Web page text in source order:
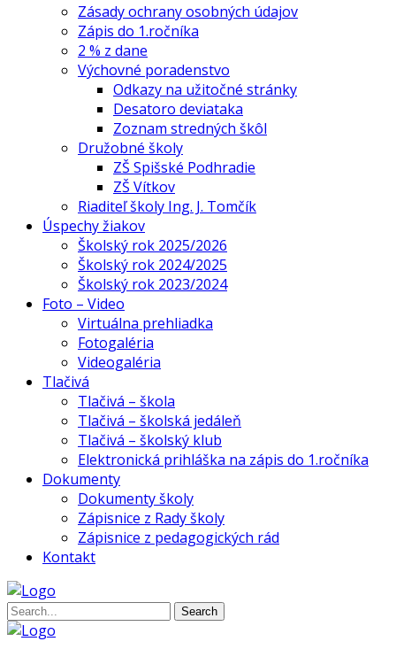
Zásady ochrany osobných údajov
Zápis do 1.ročníka
2 % z dane
Výchovné poradenstvo
Odkazy na užitočné stránky
Desatoro deviataka
Zoznam stredných škôl
Družobné školy
ZŠ Spišské Podhradie
ZŠ Vítkov
Riaditeľ školy Ing. J. Tomčík
Úspechy žiakov
Školský rok 2025/2026
Školský rok 2024/2025
Školský rok 2023/2024
Foto – Video
Virtuálna prehliadka
Fotogaléria
Videogaléria
Tlačivá
Tlačivá – škola
Tlačivá – školská jedáleň
Tlačivá – školský klub
Elektronická prihláška na zápis do 1.ročníka
Dokumenty
Dokumenty školy
Zápisnice z Rady školy
Zápisnice z pedagogických rád
Kontakt
Search